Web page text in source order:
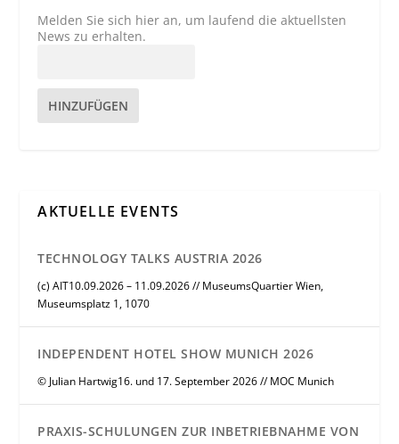
Melden Sie sich hier an, um laufend die aktuellsten
News zu erhalten.
HINZUFÜGEN
AKTUELLE EVENTS
TECHNOLOGY TALKS AUSTRIA 2026
(c) AIT10.09.2026 – 11.09.2026 // MuseumsQuartier Wien,
Museumsplatz 1, 1070
INDEPENDENT HOTEL SHOW MUNICH 2026
© Julian Hartwig16. und 17. September 2026 // MOC Munich
PRAXIS-SCHULUNGEN ZUR INBETRIEBNAHME VON